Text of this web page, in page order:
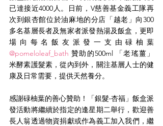
已達接近4000人。日前，V慈善基金義工隊再
次到銀杏館位於油麻地的分店「越老」向300
多名基層長者及無家者派發熱湯及飯盒，更即
@pomeloleaf_bath 贊助的500ml 「老瑤薑」
米酵素護髮素，從內到外，關注基層人士的健
康及日常需要，提供天然養分。
感謝碌柚葉的善心贊助！「銀髮‧杏福」飯盒派
發活動將繼續於指定的逢星期二舉行，歡迎善
長人翁透過物資捐獻或作為義工加入我們，繼